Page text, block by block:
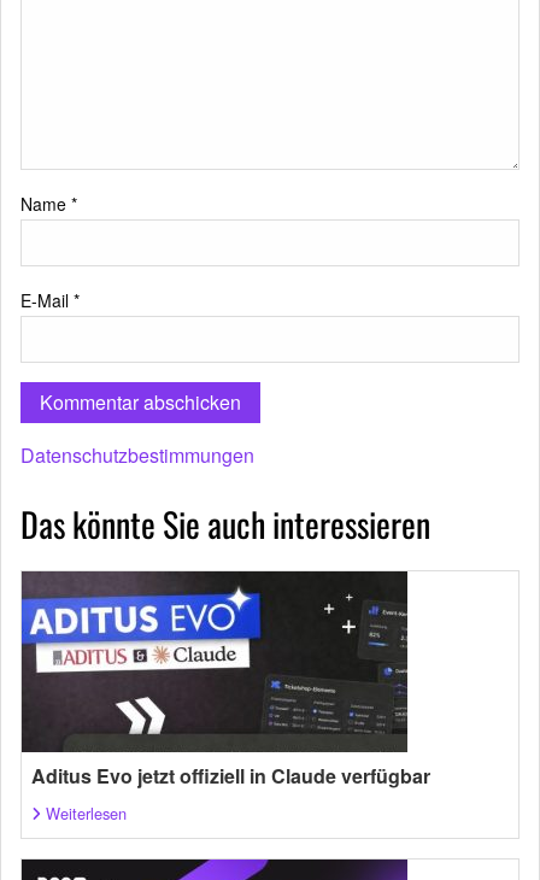
Name *
E-Mail *
Datenschutzbestimmungen
Das könnte Sie auch interessieren
Aditus Evo jetzt offiziell in Claude verfügbar
Weiterlesen